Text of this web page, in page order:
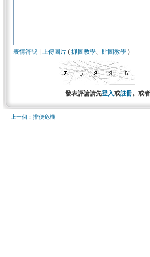
表情符號 上傳圖片 ( 抓圖教學、 貼圖教學 )
發表評論請先登入或註冊。或
上一個：排便危機